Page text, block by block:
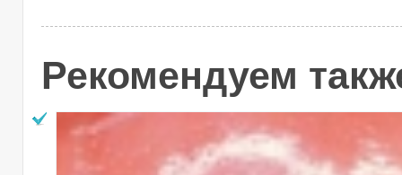
Рекомендуем